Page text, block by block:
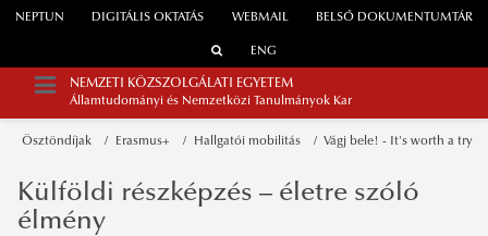
WEBMAIL
NEPTUN DIGITÁLIS OKTATÁS BELSŐ DOKUMENTUMTÁR
ENG
NEMZETI KÖZSZOLGÁLATI EGYETEM
Államtudományi és Nemzetközi Tanulmányok Kar
Ösztöndíjak Erasmus+ Hallgatói mobilitás Vágj bele! - It's worth a try
Külföldi részképzés – életre szóló
élmény